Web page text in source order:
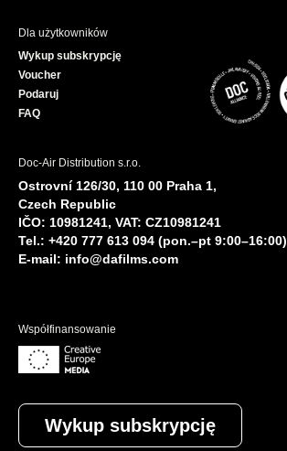
Dla użytkowników
Wykup subskrypcję
Voucher
Podaruj
FAQ
Doc-Air Distribution s.r.o.
Ostrovní 126/30, 110 00 Praha 1,
Czech Republic
IČO: 10981241, VAT: CZ10981241
Tel.: +420 777 613 094 (pon.–pt 9:00–16:00)
E-mail: info@dafilms.com
Współfinansowanie
Wykup subskrypcję